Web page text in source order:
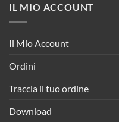
IL MIO ACCOUNT
Il Mio Account
Ordini
Traccia il tuo ordine
Download